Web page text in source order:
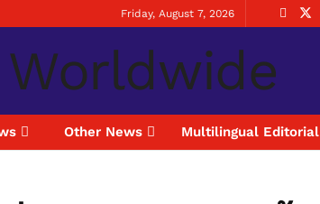
Friday, August 7, 2026
Other News Multilingual Editorial